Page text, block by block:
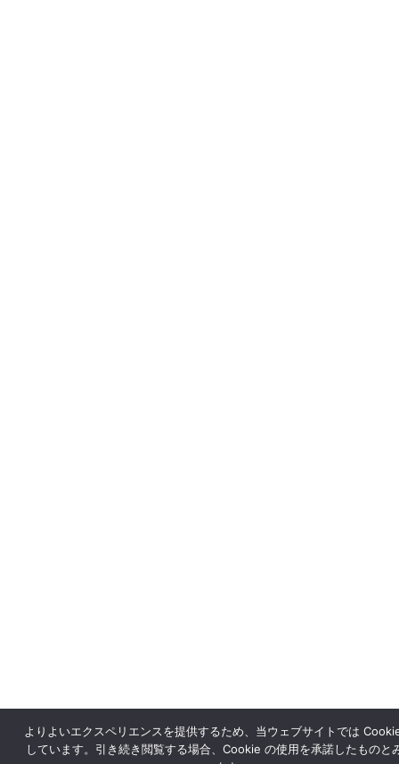
よりよいエクスペリエンスを提供するため、当ウェブサイトでは
しています。引き続き閲覧する場合、Cookie の使用を承諾したものと